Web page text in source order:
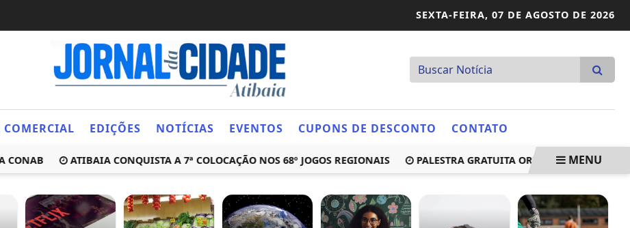
SEXTA-FEIRA, 07 DE AGOSTO DE 2026
EDIÇÕES NOTÍCIAS EVENTOS CUPONS DE DESCONTO CONTATO
ATIBAIA CONQUISTA A 7ª COLOCAÇÃO NOS 68º JOGOS REGIONAIS PALESTRA GRATUITA ORIENTA EMPRESÁRIOS
MENU